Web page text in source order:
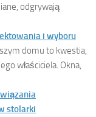
odgrywają
i wyboru
domu to kwestia,
właściciela. Okna,
stolarki